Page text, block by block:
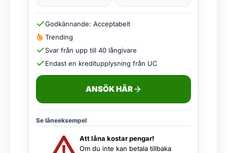
Godkännande: Acceptabelt
Trending
Svar från upp till 40 långivare
Endast en kreditupplysning från UC
ANSÖK HÄR
Se låneeksempel
Att låna kostar pengar!
Om du inte kan betala tillbaka